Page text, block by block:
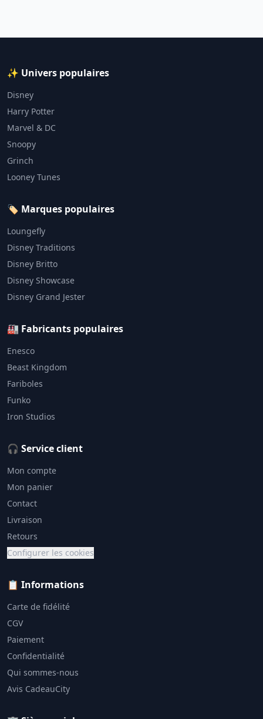
✨ Univers populaires
Disney
Harry Potter
Marvel & DC
Snoopy
Grinch
Looney Tunes
🏷️ Marques populaires
Loungefly
Disney Traditions
Disney Britto
Disney Showcase
Disney Grand Jester
🏭 Fabricants populaires
Enesco
Beast Kingdom
Fariboles
Funko
Iron Studios
🎧 Service client
Mon compte
Mon panier
Contact
Livraison
Retours
Configurer les cookies
📋 Informations
Carte de fidélité
CGV
Paiement
Confidentialité
Qui sommes-nous
Avis CadeauCity